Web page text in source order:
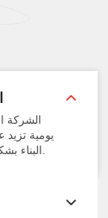
البناء بشكل فعال وتوفير تكاليف البناء بالنسبة لك.